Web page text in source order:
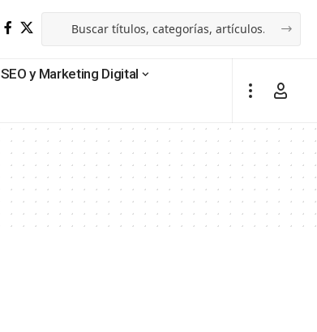
SEO y Marketing Digital